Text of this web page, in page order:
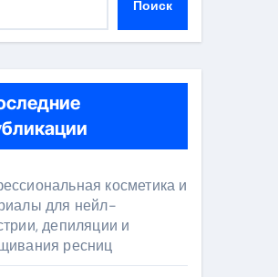
Поиск
косметика и
для нейл-
депиляции и
ресниц